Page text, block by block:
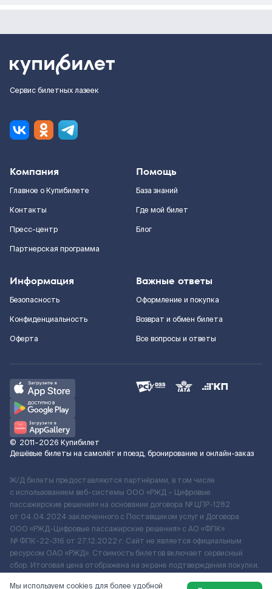
Сервис билетных лазеек
Компания
Главное о Купибилете
Контакты
Пресс-центр
Партнерская программа
Помощь
База знаний
Где мой билет
Блог
Информация
Безопасность
Конфиденциальность
Оферта
Важные ответы
Оформление и покупка
Возврат и обмен билета
Все вопросы и ответы
© 2011–2026 Купибилет
Дешёвые билеты на самолёт и поезд, бронирование и онлайн-заказ
Ж/Д билеты предоставляются партнёрами, в том числе
с использованием веб-системы ООО «РЖД – Цифровые
пассажирские решения» на основании договора № ЦПР-1282
от 04.04.2024 заключенного с Поставщиком услуг и Договора
ООО «РЖД-Цифровые пассажирские решения» c АО «ФПК»
№ ФПК-22-316 от 27.12.2022 г. Сайт не является официальным
ресурсом ОАО «РЖД». Стоимость билетов включает сервисный
сбор. Итоговая цена отображена на экране подтверждения покупки.
Мы используем cookies для более удобной